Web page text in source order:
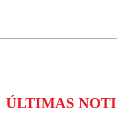
ÚLTIMAS